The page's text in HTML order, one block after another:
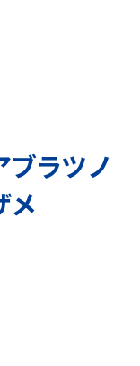
ブラツノ
メ